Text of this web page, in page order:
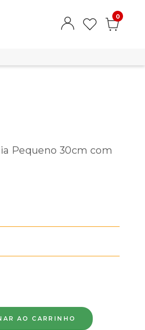
0
Pequeno 30cm com